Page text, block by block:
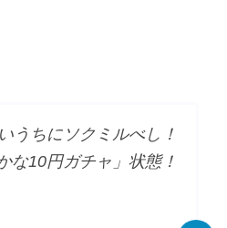
うちにソクミルべし！
な10円ガチャ」状態！